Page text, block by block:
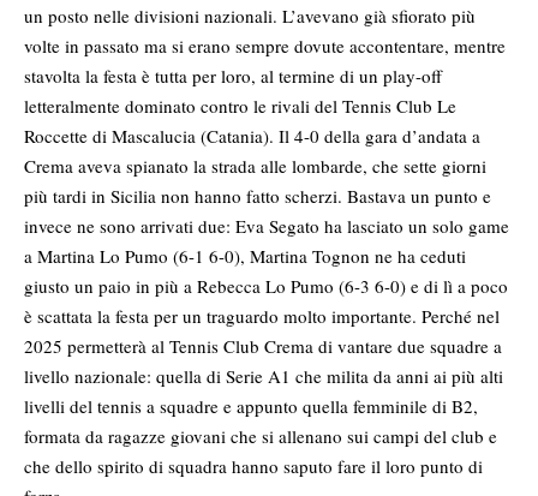
un posto nelle divisioni nazionali. L’avevano già sfiorato più
volte in passato ma si erano sempre dovute accontentare, mentre
stavolta la festa è tutta per loro, al termine di un play-off
letteralmente dominato contro le rivali del Tennis Club Le
Roccette di Mascalucia (Catania). Il 4-0 della gara d’andata a
Crema aveva spianato la strada alle lombarde, che sette giorni
più tardi in Sicilia non hanno fatto scherzi. Bastava un punto e
invece ne sono arrivati due: Eva Segato ha lasciato un solo game
a Martina Lo Pumo (6-1 6-0), Martina Tognon ne ha ceduti
giusto un paio in più a Rebecca Lo Pumo (6-3 6-0) e di lì a poco
è scattata la festa per un traguardo molto importante. Perché nel
2025 permetterà al Tennis Club Crema di vantare due squadre a
livello nazionale: quella di Serie A1 che milita da anni ai più alti
livelli del tennis a squadre e appunto quella femminile di B2,
formata da ragazze giovani che si allenano sui campi del club e
che dello spirito di squadra hanno saputo fare il loro punto di